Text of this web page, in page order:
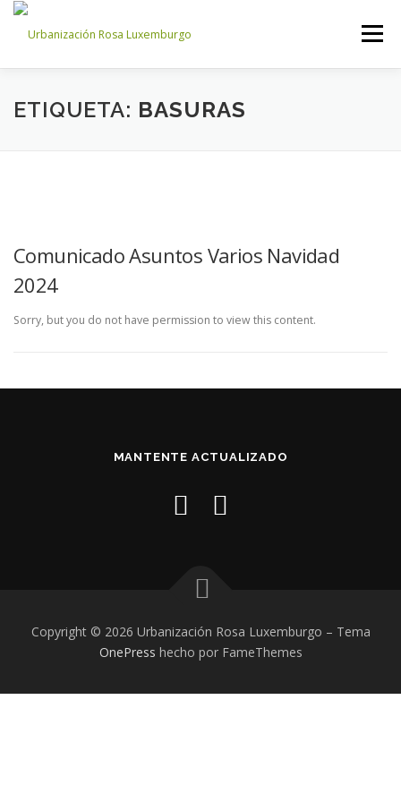
Saltar
contenido
Menú
INICIO NOSOTROS NOTICIAS
ETIQUETA: BASURAS
Comunicado Asuntos Varios Navidad
2024
Sorry, but you do not have permission to view this content.
MANTENTE ACTUALIZADO
Copyright © 2026 Urbanización Rosa Luxemburgo – Tema
OnePress hecho por FameThemes